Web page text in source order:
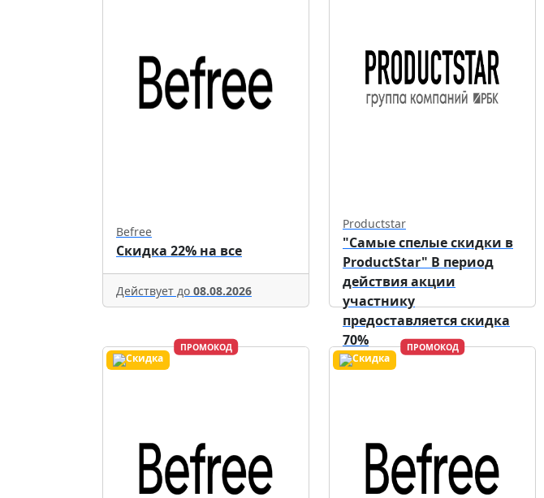
Befree
Скидка 22% на все
Действует до 08.08.2026
Productstar
"Самые спелые скидки в
ProductStar" В период
действия акции
участнику
предоставляется скидка
70%
ПРОМОКОД ПРОМОКОД